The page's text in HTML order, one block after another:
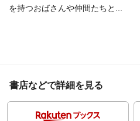
を持つおばさんや仲間たちと...
書店などで詳細を見る